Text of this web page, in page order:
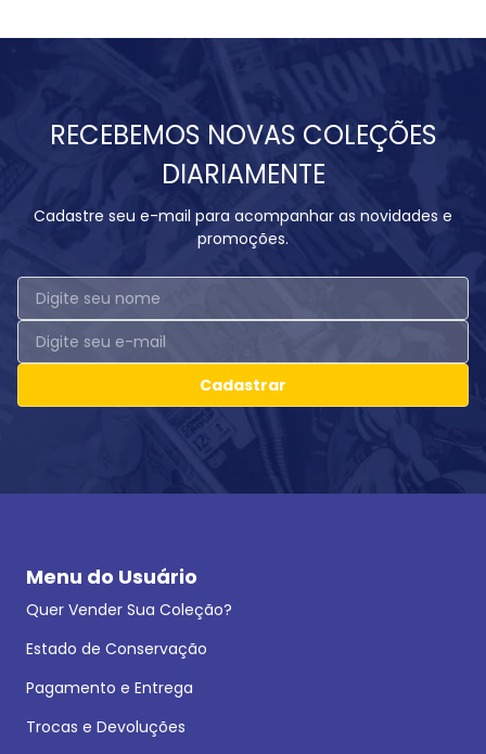
RECEBEMOS NOVAS COLEÇÕES
DIARIAMENTE
Cadastre seu e-mail para acompanhar as novidades e
promoções.
Cadastrar
Menu do Usuário
Quer Vender Sua Coleção?
Estado de Conservação
Pagamento e Entrega
Trocas e Devoluções